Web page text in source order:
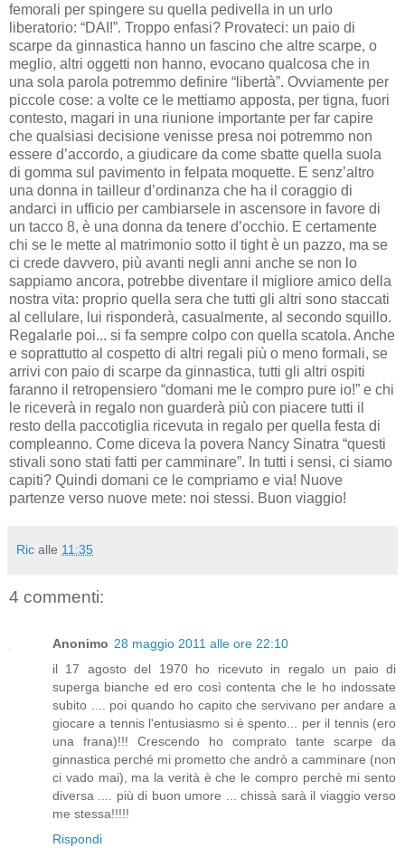
femorali per spingere su quella pedivella in un urlo
liberatorio: “DAI!”. Troppo enfasi? Provateci: un paio di
scarpe da ginnastica hanno un fascino che altre scarpe, o
meglio, altri oggetti non hanno, evocano qualcosa che in
una sola parola potremmo definire “libertà”. Ovviamente per
piccole cose: a volte ce le mettiamo apposta, per tigna, fuori
contesto, magari in una riunione importante per far capire
che qualsiasi decisione venisse presa noi potremmo non
essere d’accordo, a giudicare da come sbatte quella suola
di gomma sul pavimento in felpata moquette. E senz’altro
una donna in tailleur d’ordinanza che ha il coraggio di
andarci in ufficio per cambiarsele in ascensore in favore di
un tacco 8, è una donna da tenere d’occhio. E certamente
chi se le mette al matrimonio sotto il tight è un pazzo, ma se
ci crede davvero, più avanti negli anni anche se non lo
sappiamo ancora, potrebbe diventare il migliore amico della
nostra vita: proprio quella sera che tutti gli altri sono staccati
al cellulare, lui risponderà, casualmente, al secondo squillo.
Regalarle poi... si fa sempre colpo con quella scatola. Anche
e soprattutto al cospetto di altri regali più o meno formali, se
arrivi con paio di scarpe da ginnastica, tutti gli altri ospiti
faranno il retropensiero “domani me le compro pure io!” e chi
le riceverà in regalo non guarderà più con piacere tutti il
resto della paccotiglia ricevuta in regalo per quella festa di
compleanno. Come diceva la povera Nancy Sinatra “questi
stivali sono stati fatti per camminare”. In tutti i sensi, ci siamo
capiti? Quindi domani ce le compriamo e via! Nuove
partenze verso nuove mete: noi stessi. Buon viaggio!
Ric alle 11:35
4 commenti:
Anonimo 28 maggio 2011 alle ore 22:10
il 17 agosto del 1970 ho ricevuto in regalo un paio di
superga bianche ed ero così contenta che le ho indossate
subito .... poi quando ho capito che servivano per andare a
giocare a tennis l'entusiasmo si è spento... per il tennis (ero
una frana)!!! Crescendo ho comprato tante scarpe da
ginnastica perché mi prometto che andrò a camminare (non
ci vado mai), ma la verità è che le compro perchè mi sento
diversa .... più di buon umore ... chissà sarà il viaggio verso
me stessa!!!!!
Rispondi